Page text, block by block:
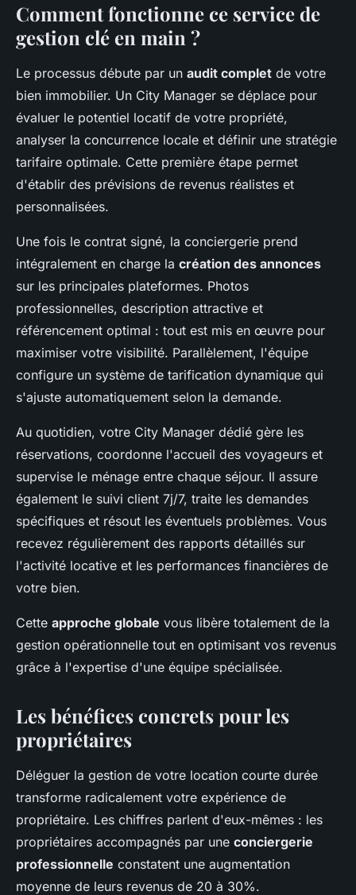
Comment fonctionne ce service de
gestion clé en main ?
Le processus débute par un audit complet de votre
bien immobilier. Un City Manager se déplace pour
évaluer le potentiel locatif de votre propriété,
analyser la concurrence locale et définir une stratégie
tarifaire optimale. Cette première étape permet
d'établir des prévisions de revenus réalistes et
personnalisées.
Une fois le contrat signé, la conciergerie prend
intégralement en charge la création des annonces
sur les principales plateformes. Photos
professionnelles, description attractive et
référencement optimal : tout est mis en œuvre pour
maximiser votre visibilité. Parallèlement, l'équipe
configure un système de tarification dynamique qui
s'ajuste automatiquement selon la demande.
Au quotidien, votre City Manager dédié gère les
réservations, coordonne l'accueil des voyageurs et
supervise le ménage entre chaque séjour. Il assure
également le suivi client 7j/7, traite les demandes
spécifiques et résout les éventuels problèmes. Vous
recevez régulièrement des rapports détaillés sur
l'activité locative et les performances financières de
votre bien.
Cette approche globale vous libère totalement de la
gestion opérationnelle tout en optimisant vos revenus
grâce à l'expertise d'une équipe spécialisée.
Les bénéfices concrets pour les
propriétaires
Déléguer la gestion de votre location courte durée
transforme radicalement votre expérience de
propriétaire. Les chiffres parlent d'eux-mêmes : les
propriétaires accompagnés par une conciergerie
professionnelle constatent une augmentation
moyenne de leurs revenus de 20 à 30%.